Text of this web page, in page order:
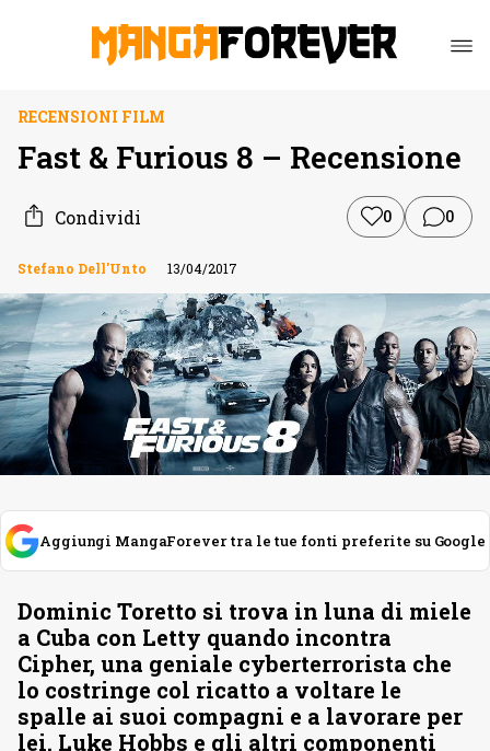
RECENSIONI FILM
Fast & Furious 8 – Recensione
Condividi 0 0
Stefano Dell'Unto 13/04/2017
Aggiungi MangaForever tra le tue fonti preferite su Google
Dominic Toretto si trova in luna di miele
a Cuba con Letty quando incontra
Cipher, una geniale cyberterrorista che
lo costringe col ricatto a voltare le
spalle ai suoi compagni e a lavorare per
lei. Luke Hobbs e gli altri componenti